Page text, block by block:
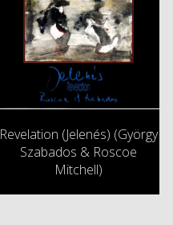
Revelation (Jelenés) (György
Szabados & Roscoe
Mitchell)